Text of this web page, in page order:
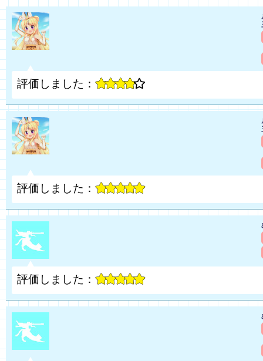
評価しました：
評価しました：
評価しました：